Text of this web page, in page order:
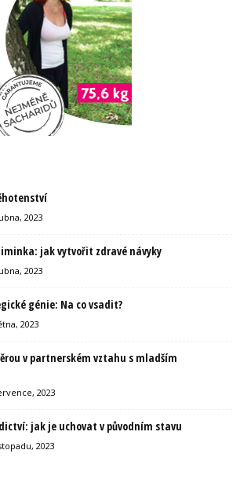
2023
jak vytvořit zdravé návyky
2023
génie: Na co vsadit?
2023
v partnerském vztahu s mladším
2023
jak je uchovat v původním stavu
2023